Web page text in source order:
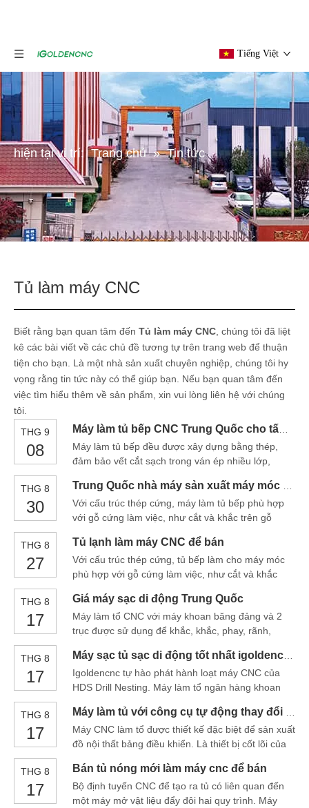
Tiếng Việt
hiện tại vị trí: Trang chủ » Tin tức
Tủ làm máy CNC
Biết rằng bạn quan tâm đến Tủ làm máy CNC , chúng tôi đã liệt
kê các bài viết về các chủ đề tương tự trên trang web để thuận
tiện cho bạn. Là một nhà sản xuất chuyên nghiệp, chúng tôi hy
vọng rằng tin tức này có thể giúp bạn. Nếu bạn quan tâm đến
việc tìm hiểu thêm về sản phẩm, xin vui lòng liên hệ với chúng
tôi.
THG 9
08
Máy làm tủ bếp đều được xây dựng bằng thép,
đảm bảo vết cắt sạch trong ván ép nhiều lớp,
xác độ chính xác cung cấp khả năng cắt chính
xác, lặp lại, tốc độ cao vượt trội so với vít bóng
điển hình hoặc giá đỡ thẳng và giá đỡ thẳng và
THG 8
30
Với cấu trúc thép cứng, máy làm tủ bếp phù hợp
với gỗ cứng làm việc, như cắt và khắc trên gỗ
máy làm tủ bếp đủ tiêu chuẩn để sản xuất hàng
loạt đồ nội thất. Cơ thể tủ bếp là mạnh mẽ, hig
THG 8
27
Tủ lạnh làm máy CNC để bán
Với cấu trúc thép cứng, tủ bếp làm cho máy móc
phù hợp với gỗ cứng làm việc, như cắt và khắc
nhà và tủ đựng tủ bếp đủ tiêu chuẩn để sản xuất
hàng loạt đồ nội thất. Các tính năng Kitch của máy
làm tủ: bếp cabi
THG 8
17
Giá máy sạc di động Trung Quốc
Máy làm tổ CNC với máy khoan băng đảng và 2
trục được sử dụng để khắc, khắc, phay, rãnh,
nhau có thể hoàn thành toàn bộ sản xuất đồ nội
thất của máy làm tủ: 12 HP HSD Tự động tần số
cao để
THG 8
17
Igoldencnc tự hào phát hành loạt máy CNC của
HDS Drill Nesting. Máy làm tổ ngân hàng khoan
động 16HP, giá đỡ công cụ 8 vị trí, giá đỡ công cụ
HSK63, ngân hàng khoan HSD 9 trục, bàn làm tổ
chân không chấp nhận công nghiệp STA
THG 8
17
Máy CNC làm tổ được thiết kế đặc biệt để sản xuất
đồ nội thất bảng điều khiển. Là thiết bị cốt lõi của
sử dụng rộng rãi để cắt, khoan, đục lỗ, rãnh, túi và
khắc các tấm gỗ khác nhau. Nó có thể được trang
bị chức năng ATC, nhiều trục, tự động tải
THG 8
17
Bán tủ nóng mới làm máy cnc để bán
Bộ định tuyến CNC để tạo ra tủ có liên quan đến
một máy mở vật liệu đẩy đôi hai quy trình. Máy